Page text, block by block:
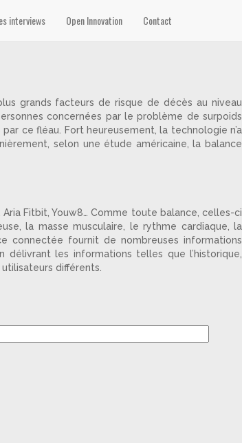
interviews Open Innovation Contact
grands facteurs de risque de décès au niveau
concernées par le problème de surpoids
ce fléau. Fort heureusement, la technologie n’a
selon une étude américaine, la balance
Fitbit, Youw8… Comme toute balance, celles-ci
la masse musculaire, le rythme cardiaque, la
connectée fournit de nombreuses informations
les informations telles que l’historique,
différents.